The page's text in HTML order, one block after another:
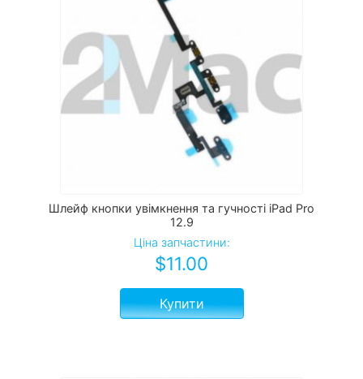
Шлейф кнопки увімкнення та гучності iPad Pro
12.9
Ціна запчастини:
$11.00
Купити